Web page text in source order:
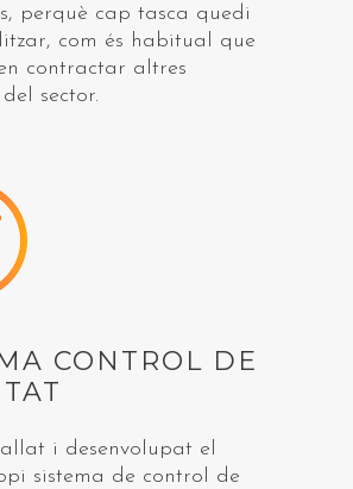
perquè cap tasca quedi
com és habitual que
contractar altres
sector.
CONTROL DE
i desenvolupat el
sistema de control de